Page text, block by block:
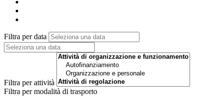
Filtra per data
Filtra per attività
Filtra per modalità di trasporto